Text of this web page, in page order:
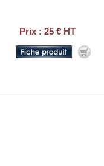
Prix : 25 € HT